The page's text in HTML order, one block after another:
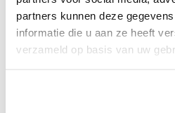
partners kunnen deze
informatie die u aan ze heeft
verzameld op basis van uw
Related